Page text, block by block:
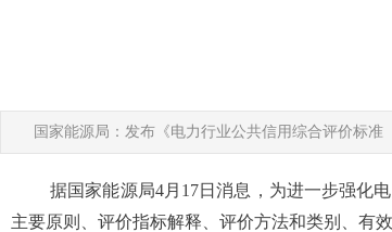
国家能源局：发布《电力行业公共信用综合评价标准
据国家能源局4月17日消息，为进一步强化
主要原则、评价指标解释、评价方法和类别、有